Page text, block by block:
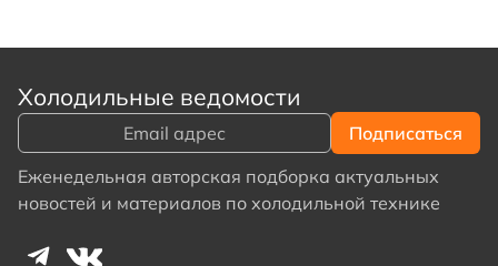
Холодильные ведомости
Еженедельная авторская подборка актуальных
новостей и материалов по холодильной технике